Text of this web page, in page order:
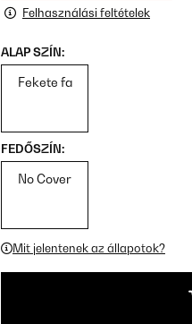
Felhasználási feltételek
ALAP SZÍN:
Fekete fa
FEDŐSZÍN:
No Cover
Mit jelentenek az állapotok?